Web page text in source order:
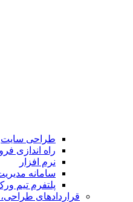
طراحی سایت
راه اندازی
نرم افزار
سامانه
پلتفرم تیم
قراردادهای